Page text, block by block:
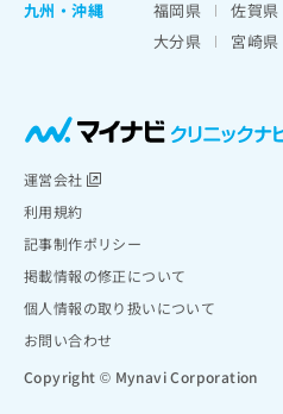
九州・沖縄
福岡県 佐賀県
大分県
宮崎県
運営会社
利用規約
記事制作ポリシー
掲載情報の修正について
個人情報の取り扱いについて
お問い合わせ
Copyright © Mynavi Corporation